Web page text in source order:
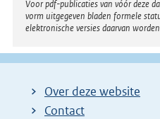
Voor pdf-publicaties van vóór deze
vorm uitgegeven bladen formele
elektronische versies daarvan
Over deze website
Contact